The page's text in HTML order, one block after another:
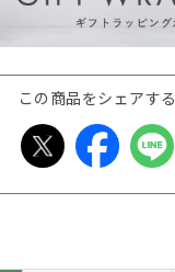
この商品をシェアする